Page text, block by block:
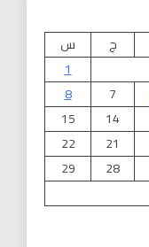
ج
س
1
7
8
14
15
21
22
28
29